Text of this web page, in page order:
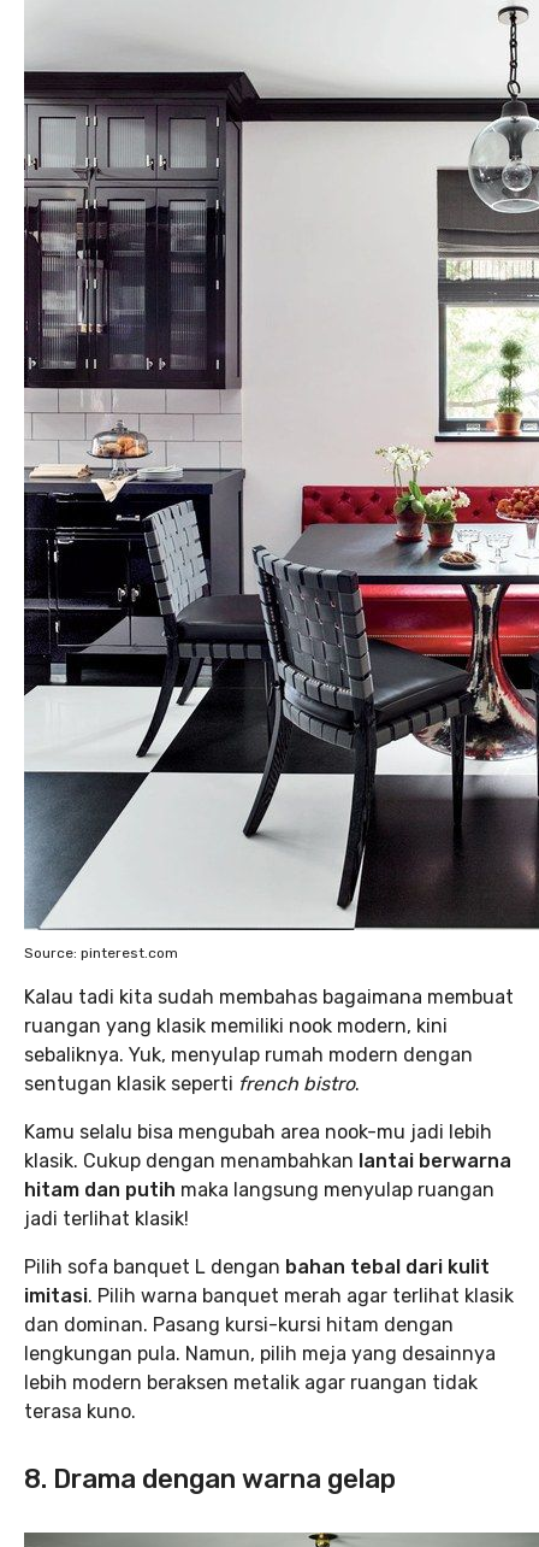
Source: pinterest.com
Kalau tadi kita sudah membahas bagaimana membuat
ruangan yang klasik memiliki nook modern, kini
sebaliknya. Yuk, menyulap rumah modern dengan
sentugan klasik seperti french bistro.
Kamu selalu bisa mengubah area nook-mu jadi lebih
klasik. Cukup dengan menambahkan lantai berwarna
hitam dan putih maka langsung menyulap ruangan
jadi terlihat klasik!
Pilih sofa banquet L dengan bahan tebal dari kulit
imitasi. Pilih warna banquet merah agar terlihat klasik
dan dominan. Pasang kursi-kursi hitam dengan
lengkungan pula. Namun, pilih meja yang desainnya
lebih modern beraksen metalik agar ruangan tidak
terasa kuno.
8. Drama dengan warna gelap